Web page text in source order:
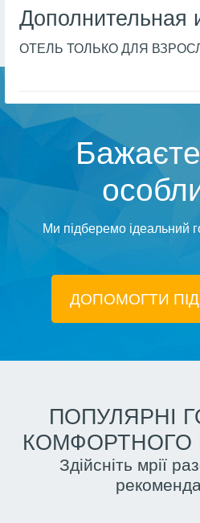
Дополнительная
ОТЕЛЬ ТОЛЬКО ДЛЯ
Ми підберемо ідеальний
ДОПОМОГТИ
ПОПУЛЯРНІ
КОМФОРТНОГО
Здійсніть мрії